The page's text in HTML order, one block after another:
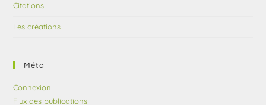
Citations
Les créations
Méta
Connexion
Flux des publications